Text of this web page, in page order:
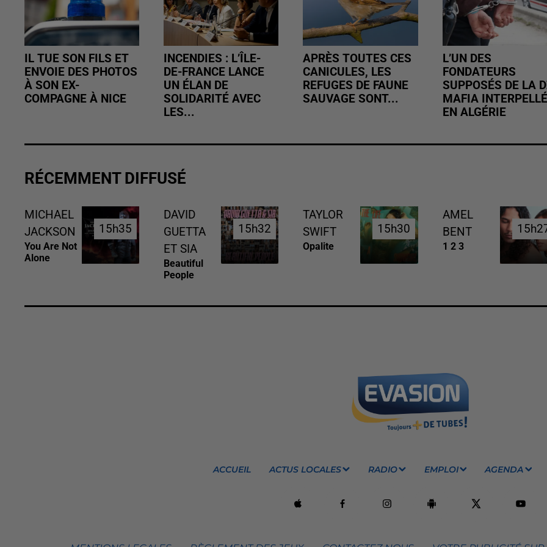
IL TUE SON FILS ET
ENVOIE DES PHOTOS
À SON EX-
COMPAGNE À NICE
INCENDIES : L’ÎLE-
DE-FRANCE LANCE
UN ÉLAN DE
SOLIDARITÉ AVEC
LES...
APRÈS TOUTES CES
CANICULES, LES
REFUGES DE FAUNE
SAUVAGE SONT...
L’UN DES
FONDATEURS
SUPPOSÉS DE LA
MAFIA INTERPELLÉ
EN ALGÉRIE
RÉCEMMENT DIFFUSÉ
MICHAEL
JACKSON
You Are Not
Alone
15h35
15h35
DAVID
GUETTA
ET SIA
Beautiful
People
15h32
15h32
TAYLOR
SWIFT
Opalite
15h30
15h30
AMEL
BENT
1 2 3
ACCUEIL ACTUS LOCALES RADIO EMPLOI AGENDA